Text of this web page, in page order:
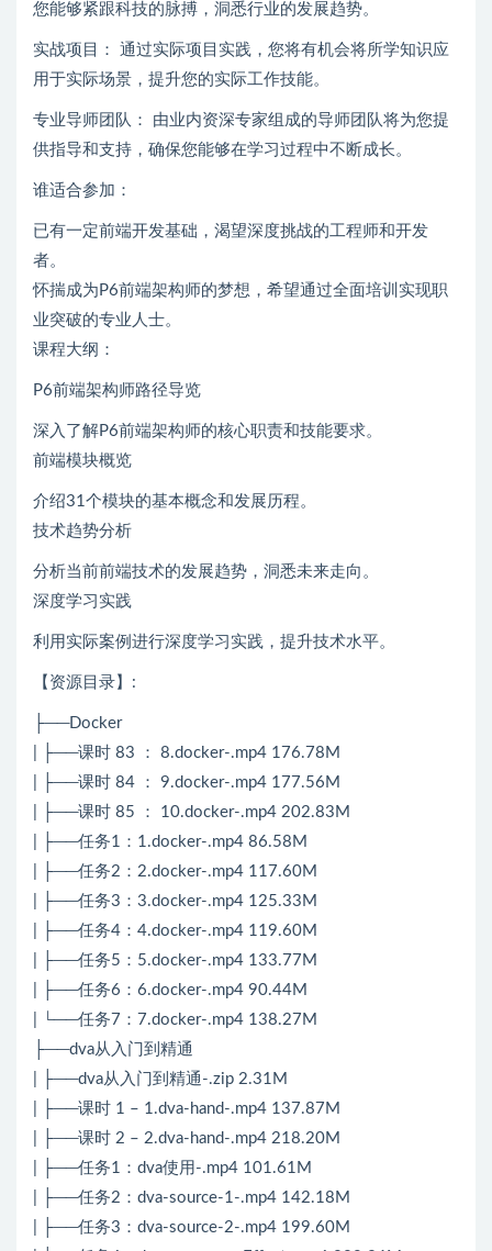
您能够紧跟科技的脉搏，洞悉行业的发展趋势。
实战项目： 通过实际项目实践，您将有机会将所学知识应
用于实际场景，提升您的实际工作技能。
专业导师团队： 由业内资深专家组成的导师团队将为您提
供指导和支持，确保您能够在学习过程中不断成长。
谁适合参加：
已有一定前端开发基础，渴望深度挑战的工程师和开发
者。
怀揣成为P6前端架构师的梦想，希望通过全面培训实现职
业突破的专业人士。
课程大纲：
P6前端架构师路径导览
深入了解P6前端架构师的核心职责和技能要求。
前端模块概览
介绍31个模块的基本概念和发展历程。
技术趋势分析
分析当前前端技术的发展趋势，洞悉未来走向。
深度学习实践
利用实际案例进行深度学习实践，提升技术水平。
【资源目录】:
├──Docker
| ├──课时 83 ： 8.docker-.mp4 176.78M
| ├──课时 84 ： 9.docker-.mp4 177.56M
| ├──课时 85 ： 10.docker-.mp4 202.83M
| ├──任务1：1.docker-.mp4 86.58M
| ├──任务2：2.docker-.mp4 117.60M
| ├──任务3：3.docker-.mp4 125.33M
| ├──任务4：4.docker-.mp4 119.60M
| ├──任务5：5.docker-.mp4 133.77M
| ├──任务6：6.docker-.mp4 90.44M
| └──任务7：7.docker-.mp4 138.27M
├──dva从入门到精通
| ├──dva从入门到精通-.zip 2.31M
| ├──课时 1 – 1.dva-hand-.mp4 137.87M
| ├──课时 2 – 2.dva-hand-.mp4 218.20M
| ├──任务1：dva使用-.mp4 101.61M
| ├──任务2：dva-source-1-.mp4 142.18M
| ├──任务3：dva-source-2-.mp4 199.60M